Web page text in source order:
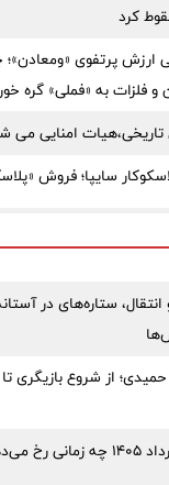
همتی ارزش پرتفوی
فلزات به «فملی» گره
امنایی می
سایپا؛ فروش «پلاسک» ۴۵ درصد
ستاره‌های در
حمیدی؛ از شروع
کسوف بزرگ مرداد ۱۴۰۵